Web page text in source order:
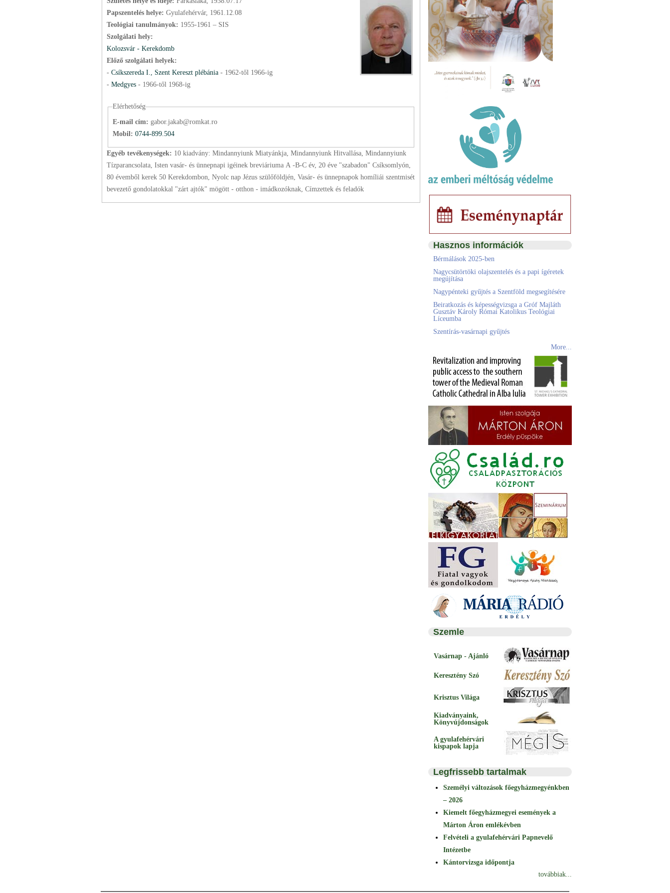
Papszentelés helye: Gyulafehérvár, 1961.12.08
Teológiai tanulmányok: 1955-1961 – SIS
Szolgálati hely:
Kolozsvár - Kerekdomb
Előző szolgálati helyek:
- Csíkszereda I., Szent Kereszt plébánia- 1962-től 1966-ig
- Medgyes - 1966-től 1968-ig
Elérhetőség
E-mail cím: gabor.jakab@romkat.ro
Mobil: 0744-899.504
Egyéb tevékenységek: 10 kiadvány: Mindannyiunk Miatyánkja, Mindannyiunk Hitvallása, Mindannyiunk
Tízparancsolata, Isten vasár- és ünnepnapi igéinek breviáriuma A -B-C év, 20 éve "szabadon" Csíksomlyón,
80 évemből kerek 50 Kerekdombon, Nyolc nap Jézus szülőföldjén, Vasár- és ünnepnapok homíliái szentmisét
bevezető gondolatokkal "zárt ajtók" mögött - otthon - imádkozóknak, Címzettek és feladók
Hasznos információk
Bérmálások 2025-ben
Nagycsütörtöki olajszentelés és a papi ígéretek
megújítása
Nagypénteki gyűjtés a Szentföld megsegítésére
Beiratkozás és képességvizsga a Gróf Majláth
Gusztáv Károly Római Katolikus Teológiai
Líceumba
Szentírás-vasárnapi gyűjtés
More...
Szemle
Vasárnap - Ajánló
Keresztény Szó
Krisztus Világa
Kiadványaink,
Könyvújdonságok
A gyulafehérvári
kispapok lapja
Legfrissebb tartalmak
Személyi változások főegyházmegyénkben
– 2026
Kiemelt főegyházmegyei események a
Márton Áron emlékévben
Felvételi a gyulafehérvári Papnevelő
Intézetbe
Kántorvizsga időpontja
továbbiak...